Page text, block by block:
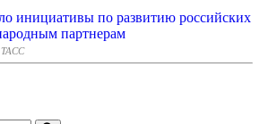
инициативы по развитию российских
партнерам
| ТАСС